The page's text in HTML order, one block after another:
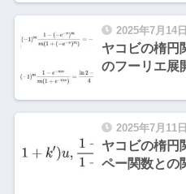
2025年7月14日
ヤコビの楕円
のフーリエ展
2025年7月11日
ヤコビの楕円
ペー関数との